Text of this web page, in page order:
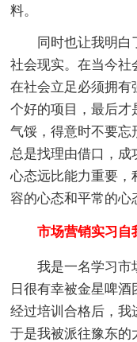
料。
同时也让我明白
社会现实。在当今社
在社会立足必须拥有
个好的项目，最后才
气馁，得意时不要忘
总是找理由借口，成
心态远比能力重要，
容的心态和平常的心
市场营销实习自
我是一名学习市场
日很有幸被金星啤酒
经过培训合格后，我
于是我被派往豫东的